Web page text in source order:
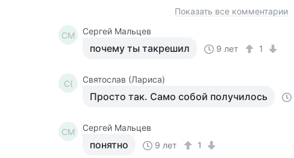
Показать все комментарии
СМ Сергей Мальцев
почему ты такрешил 9 лет 1
С( Святослав (Лариса)
Просто так. Само собой получилось
СМ Сергей Мальцев
понятно 9 лет 1